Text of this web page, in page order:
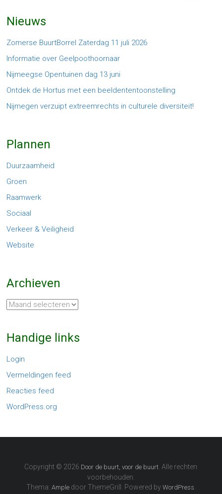
Nieuws
Zomerse BuurtBorrel Zaterdag 11 juli 2026
Informatie over Geelpoothoornaar
Nijmeegse Opentuinen dag 13 juni
Ontdek de Hortus met een beeldententoonstelling
Nijmegen verzuipt extreemrechts in culturele diversiteit!
Plannen
Duurzaamheid
Groen
Raamwerk
Sociaal
Verkeer & Veiligheid
Website
Archieven
Archieven
Handige links
Login
Vermeldingen feed
Reacties feed
WordPress.org
Copyright © 2026 Door de buurt, voor de buurt . Alle rechten
voorbehouden.
Thema: Ampledoor ThemeGrill. Powered by WordPress